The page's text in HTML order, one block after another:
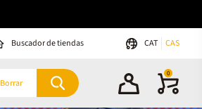
Buscador de tiendas CAT CAS
Borrar
0